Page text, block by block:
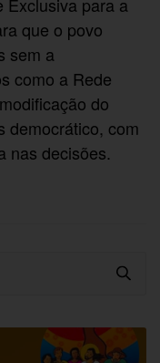
que o povo
sem a
como a Rede
do
democrático, com
nas decisões.